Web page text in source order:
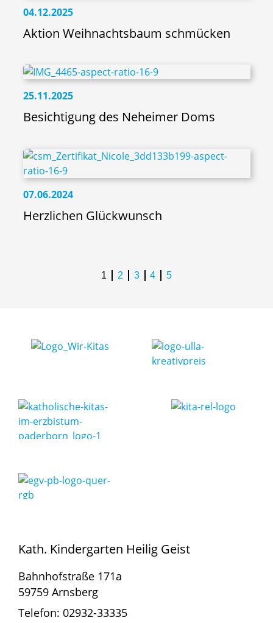
04.12.2025
Aktion Weihnachtsbaum schmücken
25.11.2025
Besichtigung des Neheimer Doms
07.06.2024
Herzlichen Glückwunsch
1 2 3 4 5
Kath. Kindergarten Heilig Geist
Bahnhofstraße 171a
59759 Arnsberg
Telefon: 02932-33335